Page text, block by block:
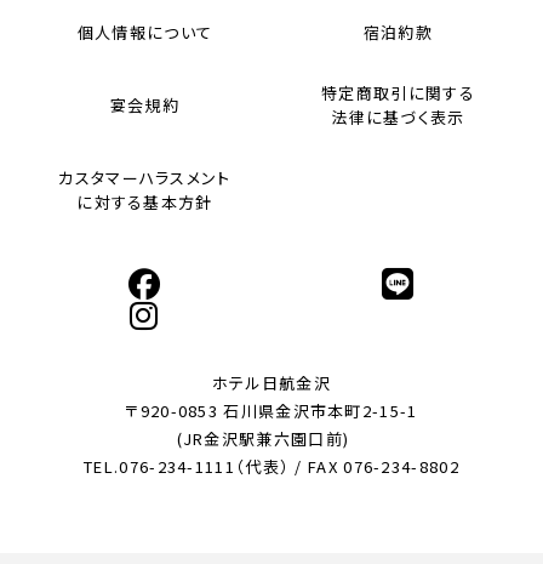
個人情報について 宿泊約款
宴会規約
特定商取引に関する
法律に基づく表示
カスタマーハラスメント
に対する基本方針
ホテル日航金沢
〒920-0853 石川県金沢市本町2-15-1
(JR金沢駅兼六園口前)
TEL.076-234-1111（代表） / FAX 076-234-8802